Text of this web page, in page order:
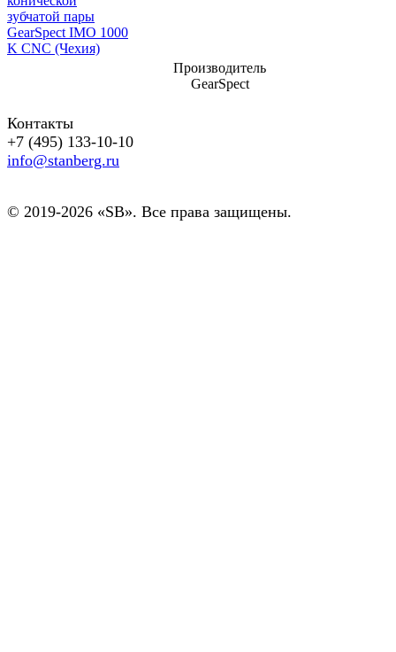
Производитель
GearSpect
Контакты
+7 (495) 133-10-10
info@stanberg.ru
© 2019-2026 «SB». Все права защищены.